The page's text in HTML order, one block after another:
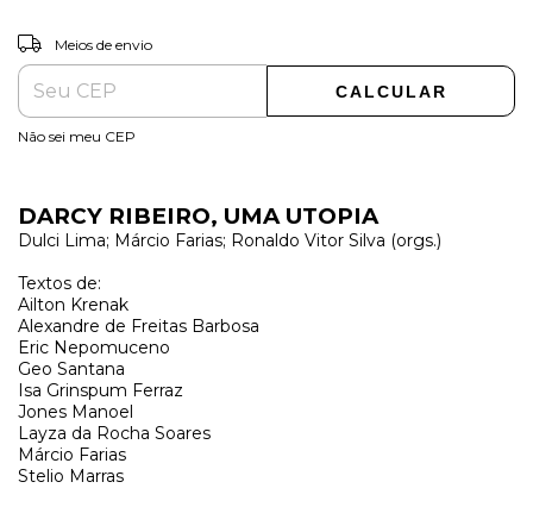
Entregas para o CEP:
Meios de envio
CALCULAR
Não sei meu CEP
DARCY RIBEIRO, UMA UTOPIA
Dulci Lima; Márcio Farias; Ronaldo Vitor Silva (orgs.)
Textos de:
Ailton Krenak
Alexandre de Freitas Barbosa
Eric Nepomuceno
Geo Santana
Isa Grinspum Ferraz
Jones Manoel
Layza da Rocha Soares
Márcio Farias
Stelio Marras